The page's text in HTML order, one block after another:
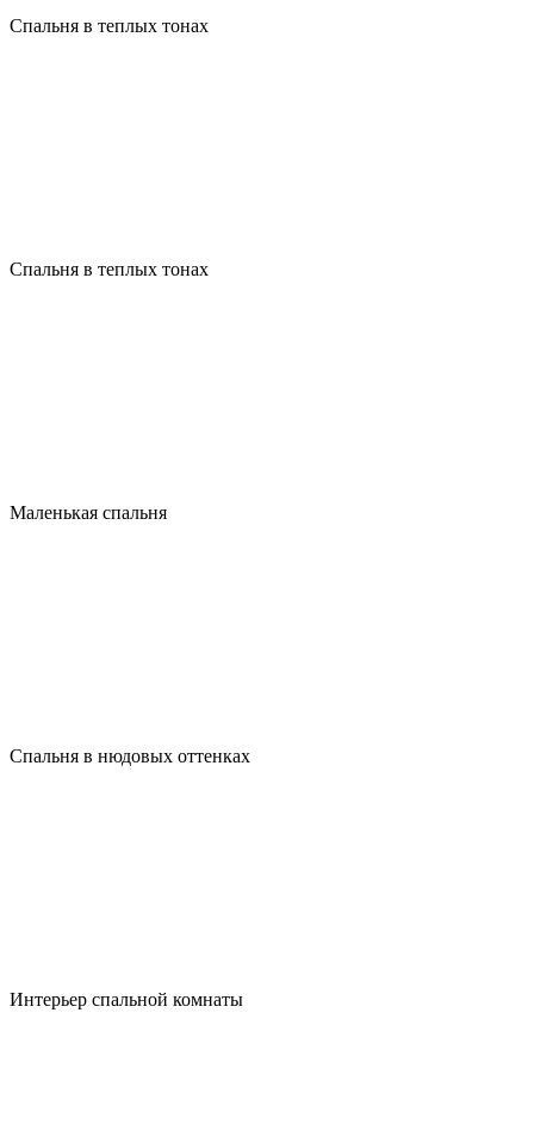
Спальня в теплых тонах
Спальня в теплых тонах
Маленькая спальня
Спальня в нюдовых оттенках
Интерьер спальной комнаты